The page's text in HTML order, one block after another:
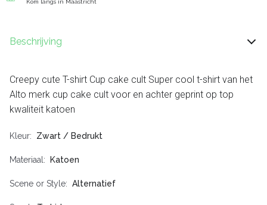
Kom langs in Maastricht
Beschrijving
Creepy cute T-shirt Cup cake cult Super cool t-shirt van het
Alto merk cup cake cult voor en achter geprint op top
kwaliteit katoen
Kleur Zwart / Bedrukt
Materiaal Katoen
Scene or Style Alternatief